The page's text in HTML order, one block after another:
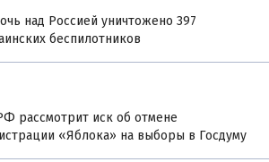
над Россией уничтожено 397
беспилотников
рассмотрит иск об отмене
«Яблока» на выборы в Госдуму